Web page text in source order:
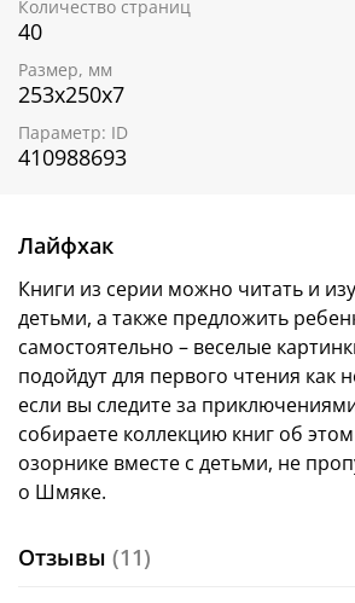
Шмяк
чтобы вы могли проверить, все ли
есть.
Чтобы проверить, все ли книги
скачать чек-лист
детьми, а также предложить
самостоятельно – веселые
подойдут для первого чтения как
если вы следите за
собираете коллекцию книг об
озорнике вместе с детьми, не
о Шмяке.
Количество страниц
40
Размер, мм
253х250х7
Параметр: ID
410988693
Лайфхак
Книги из серии можно читать и
детьми, а также предложить
самостоятельно – веселые
подойдут для первого чтения как
если вы следите за
собираете коллекцию книг об
озорнике вместе с детьми, не
о Шмяке.
Отзывы (11)